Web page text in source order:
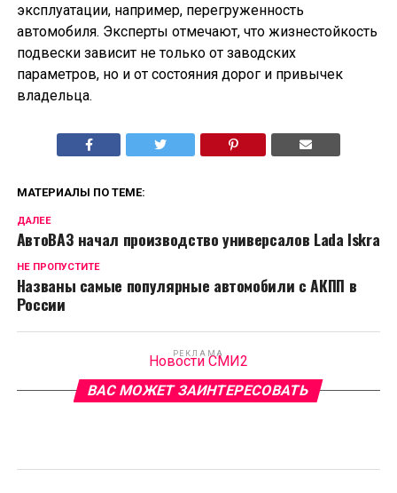
эксплуатации, например, перегруженность
автомобиля. Эксперты отмечают, что жизнестойкость
подвески зависит не только от заводских
параметров, но и от состояния дорог и привычек
владельца.
МАТЕРИАЛЫ ПО ТЕМЕ:
ДАЛЕЕ
АвтоВАЗ начал производство универсалов Lada Iskra
НЕ ПРОПУСТИТЕ
Названы самые популярные автомобили с АКПП в
России
РЕКЛАМА
Новости СМИ2
ВАС МОЖЕТ ЗАИНТЕРЕСОВАТЬ